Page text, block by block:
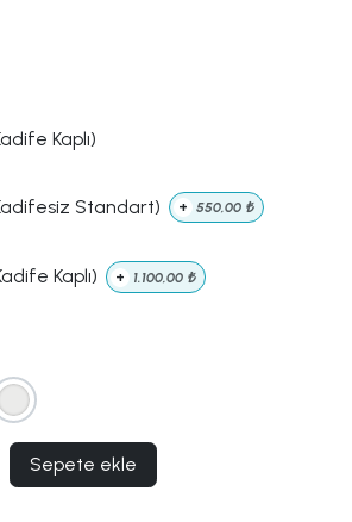
Kaplı)
Standart) + 550,00 ₺
Kaplı) + 1.100,00 ₺
Sepete ekle